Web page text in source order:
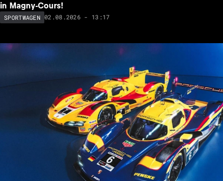
in Magny-Cours!
SPORTWAGEN 02.08.2026 - 13:17